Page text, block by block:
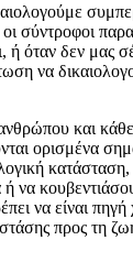
σύντροφοι
ή όταν δεν μας
να
και
ορισμένα
κατάσταση,
ή να
να είναι πηγή
προς τη